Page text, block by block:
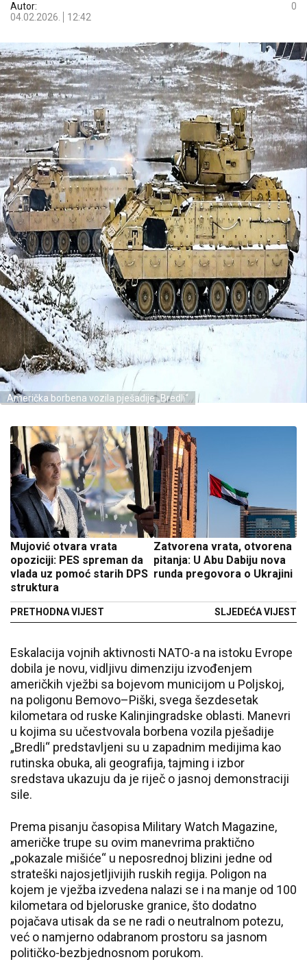
Autor:
04.02.2026.
12:42
0
Američka borbena vozila pješadije „Bredli“
Mujović otvara vrata
opoziciji: PES spreman da
vlada uz pomoć starih DPS
struktura
PRETHODNA VIJEST
Zatvorena vrata, otvorena
pitanja: U Abu Dabiju nova
runda pregovora o Ukrajini
SLJEDEĆA VIJEST
Eskalacija vojnih aktivnosti NATO-a na istoku Evrope
dobila je novu, vidljivu dimenziju izvođenjem
američkih vježbi sa bojevom municijom u Poljskoj,
na poligonu Bemovo–Piški, svega šezdesetak
kilometara od ruske Kalinjingradske oblasti. Manevri
u kojima su učestvovala borbena vozila pješadije
„Bredli“ predstavljeni su u zapadnim medijima kao
rutinska obuka, ali geografija, tajming i izbor
sredstava ukazuju da je riječ o jasnoj demonstraciji
sile.
Prema pisanju časopisa Military Watch Magazine,
američke trupe su ovim manevrima praktično
„pokazale mišiće“ u neposrednoj blizini jedne od
strateški najosjetljivijih ruskih regija. Poligon na
kojem je vježba izvedena nalazi se i na manje od 100
kilometara od bjeloruske granice, što dodatno
pojačava utisak da se ne radi o neutralnom potezu,
već o namjerno odabranom prostoru sa jasnom
političko-bezbjednosnom porukom.